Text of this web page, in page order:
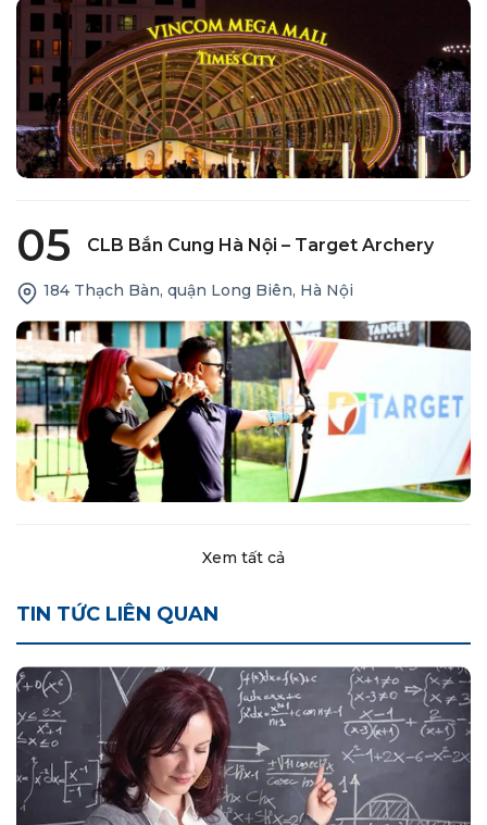
05 CLB Bắn Cung Hà Nội – Target Archery
184 Thạch Bàn, quận Long Biên, Hà Nội
Xem tất cả
TIN TỨC LIÊN QUAN